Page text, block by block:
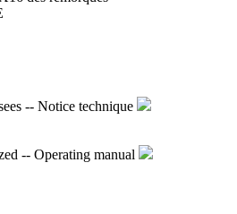
-- Notice technique
-- Operating manual